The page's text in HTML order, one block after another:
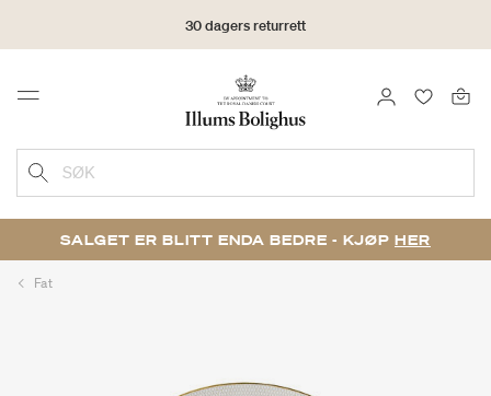
30 dagers returrett
Menu LOGG INN
SØK
SALGET ER BLITT ENDA BEDRE - KJØP HER
Fat